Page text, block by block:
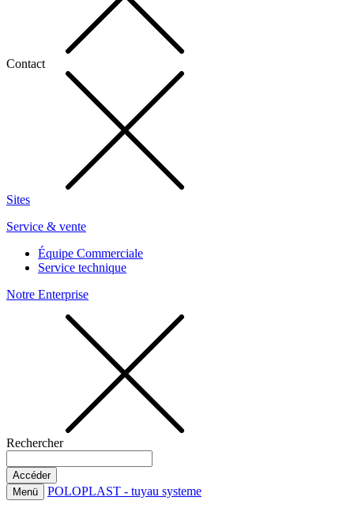
Contact
Sites
Service & vente
Équipe Commerciale
Service technique
Notre Enterprise
Rechercher
Menü POLOPLAST - tuyau systeme